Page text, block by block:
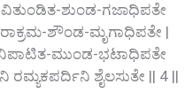
ಶುಂಡ-ಗಜಾಧಿಪತೇ
ಶೌಂಡ-ಮೃಗಾಧಿಪತೇ |
ಮುಂಡ-ಭಟಾಧಿಪತೇ
ಶೈಲಸುತೇ || 4 ||